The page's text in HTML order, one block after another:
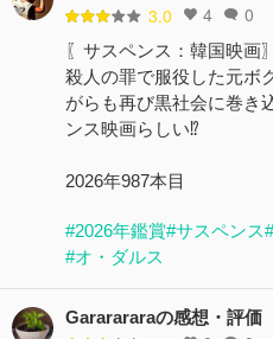
3.0 4 0
〖サスペンス：韓国映画〗
殺人の罪で服役した元ボ
がらも再び黒社会に巻き
ンス映画らしい⁉️
2026年987本目
#2026年鑑賞#サスペンス
#オ・ダルス
Gararararaの感想・評価